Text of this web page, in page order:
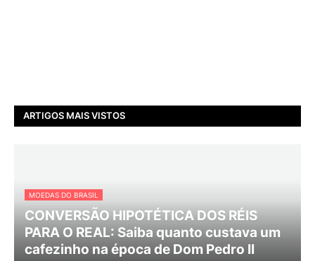
ARTIGOS MAIS VISTOS
MOEDAS DO BRASIL
CONVERSÃO HIPOTÉTICA DOS RÉIS
PARA O REAL: Saiba quanto custava um
cafezinho na época de Dom Pedro II